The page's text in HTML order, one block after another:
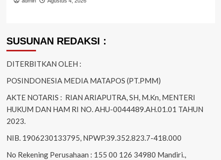
SUSUNAN REDAKSI :
DITERBITKAN OLEH :
POSINDONESIA MEDIA MATAPOS (PT.PMM)
AKTE NOTARIS : RIAN ARIAPUTRA, SH, M.Kn, MENTERI
HUKUM DAN HAM RI NO. AHU-0044489.AH.01.01 TAHUN
2023.
NIB. 1906230133795, NPWP.39.352.823.7-418.000
No Rekening Perusahaan : 155 00 126 34980 Mandiri.,